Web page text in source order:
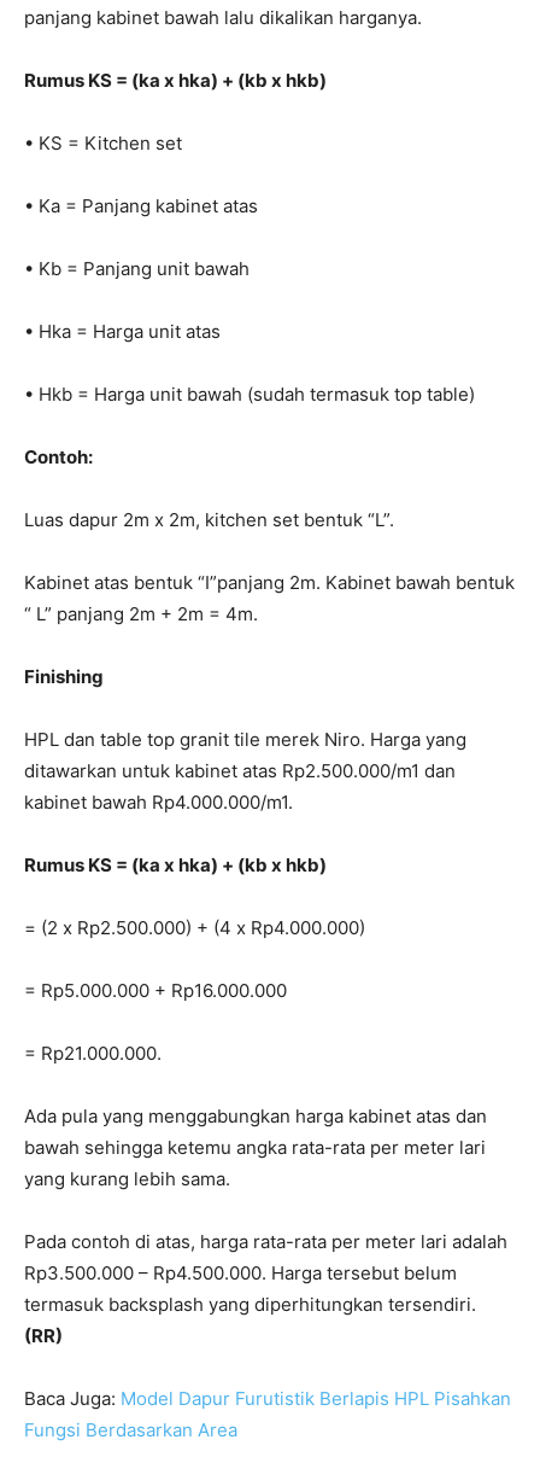
panjang kabinet bawah lalu dikalikan harganya.
Rumus KS = (ka x hka) + (kb x hkb)
• KS = Kitchen set
• Ka = Panjang kabinet atas
• Kb = Panjang unit bawah
• Hka = Harga unit atas
• Hkb = Harga unit bawah (sudah termasuk top table)
Contoh:
Luas dapur 2m x 2m, kitchen set bentuk “L”.
Kabinet atas bentuk “I”panjang 2m. Kabinet bawah bentuk
“ L” panjang 2m + 2m = 4m.
Finishing
HPL dan table top granit tile merek Niro. Harga yang
ditawarkan untuk kabinet atas Rp2.500.000/m1 dan
kabinet bawah Rp4.000.000/m1.
Rumus KS = (ka x hka) + (kb x hkb)
= (2 x Rp2.500.000) + (4 x Rp4.000.000)
= Rp5.000.000 + Rp16.000.000
= Rp21.000.000.
Ada pula yang menggabungkan harga kabinet atas dan
bawah sehingga ketemu angka rata-rata per meter lari
yang kurang lebih sama.
Pada contoh di atas, harga rata-rata per meter lari adalah
Rp3.500.000 – Rp4.500.000. Harga tersebut belum
termasuk backsplash yang diperhitungkan tersendiri.
(RR)
Baca Juga: Model Dapur Furutistik Berlapis HPL Pisahkan
Fungsi Berdasarkan Area